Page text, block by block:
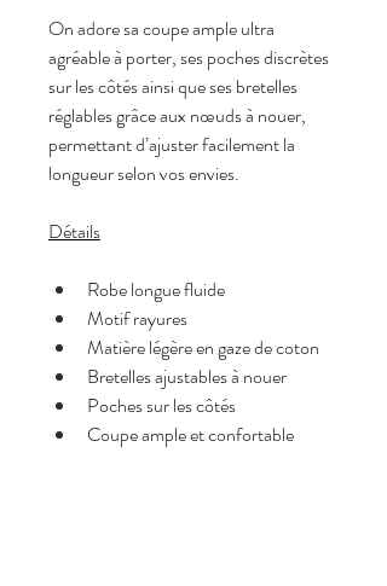
On adore sa coupe ample ultra
agréable à porter, ses poches discrètes
sur les côtés ainsi que ses bretelles
réglables grâce aux nœuds à nouer,
permettant d’ajuster facilement la
longueur selon vos envies.
Détails
Robe longue fluide
Motif rayures
Matière légère en gaze de coton
Bretelles ajustables à nouer
Poches sur les côtés
Coupe ample et confortable